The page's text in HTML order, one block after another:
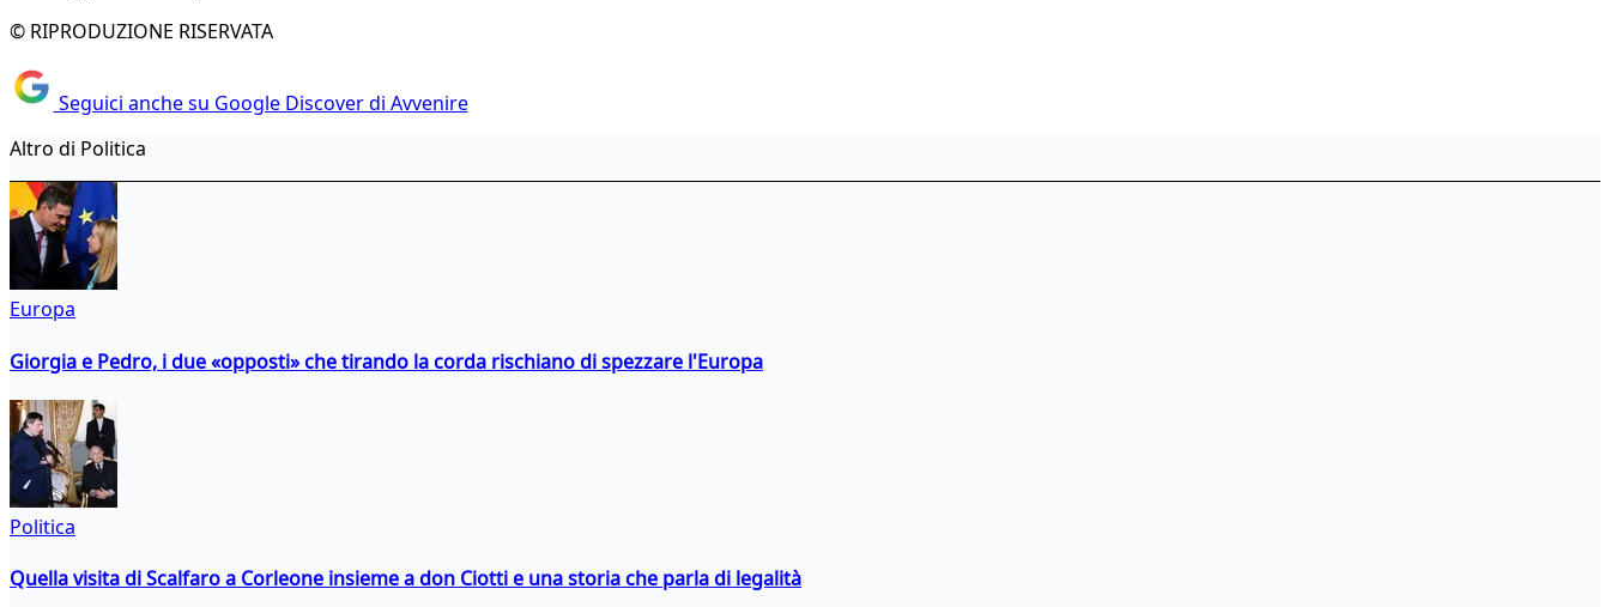
© RIPRODUZIONE RISERVATA
Seguici anche su Google Discover di Avvenire
Altro di Politica
Europa
Giorgia e Pedro, i due «opposti» che tirando la corda rischiano di spezzare l'Europa
Politica
Quella visita di Scalfaro a Corleone insieme a don Ciotti e una storia che parla di legalità